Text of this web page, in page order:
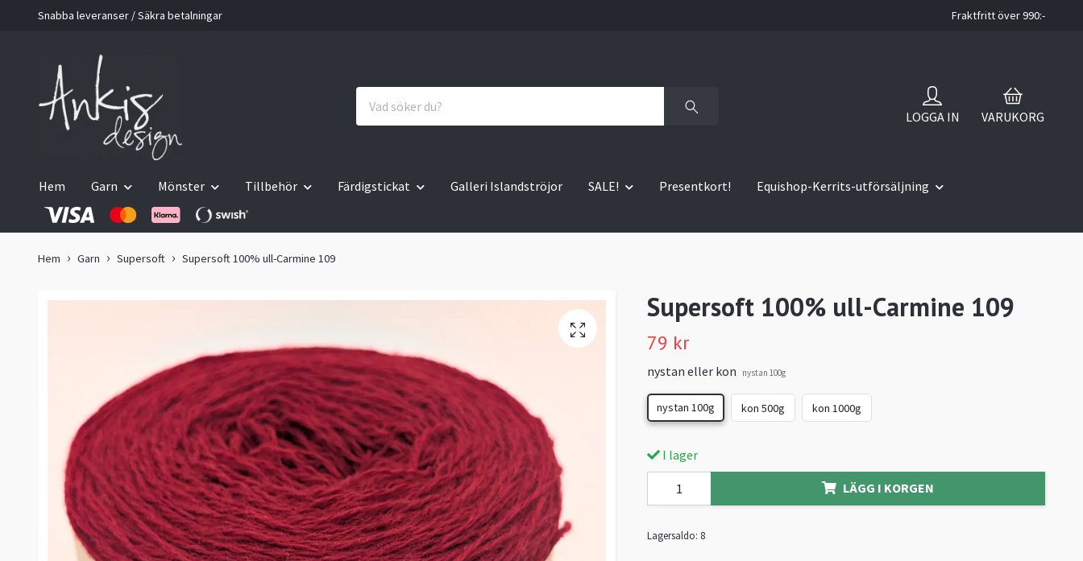
Snabba leveranser / Säkra betalningar Fraktfritt över 990:-
LOGGA IN VARUKORG
Hem Garn Mönster Tillbehör Färdigstickat Galleri Islandströjor SALE! Presentkort! Equishop-Kerrits-utförsäljning
Hem Garn Supersoft Supersoft 100% ull-Carmine 109
Supersoft 100% ull-Carmine 109
79 kr
nystan eller kon nystan 100g
nystan 100g kon 500g kon 1000g
I lager
LÄGG I KORGEN
Lagersaldo: 8